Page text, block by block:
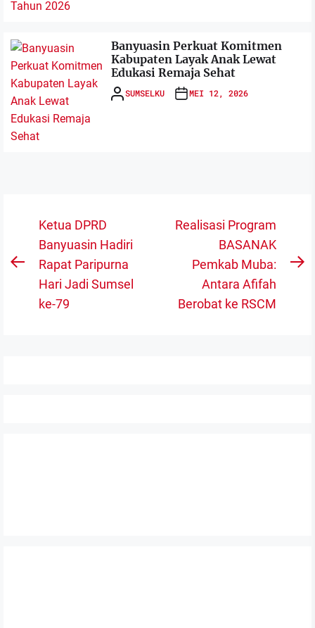
Banyuasin Perkuat Komitmen
Kabupaten Layak Anak Lewat
Edukasi Remaja Sehat
SUMSELKU MEI 12, 2026
Navigasi
pos
Previous
Ketua DPRD
Banyuasin Hadiri
Rapat Paripurna
Hari Jadi Sumsel
ke-79
Realisasi Program
BASANAK
Pemkab Muba:
Antara Afifah
Berobat ke RSCM